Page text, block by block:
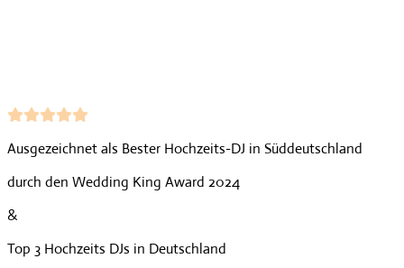
Ausgezeichnet als Bester Hochzeits-DJ in Süddeutschland
durch den Wedding King Award 2024
&
Top 3 Hochzeits DJs in Deutschland